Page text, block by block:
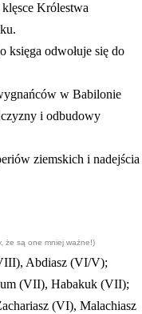
Królestwa
księga odwołuje się do
w Babilonie
i odbudowy
ziemskich i nadejścia
że są one mniej ważne!)
Abdiasz (VI/V);
(VII), Habakuk (VII);
(VI), Malachiasz